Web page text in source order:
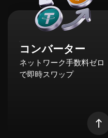
コンバーター
ネットワーク手数料ゼロ
で即時スワップ